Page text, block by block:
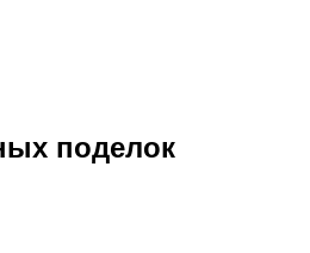
поделок